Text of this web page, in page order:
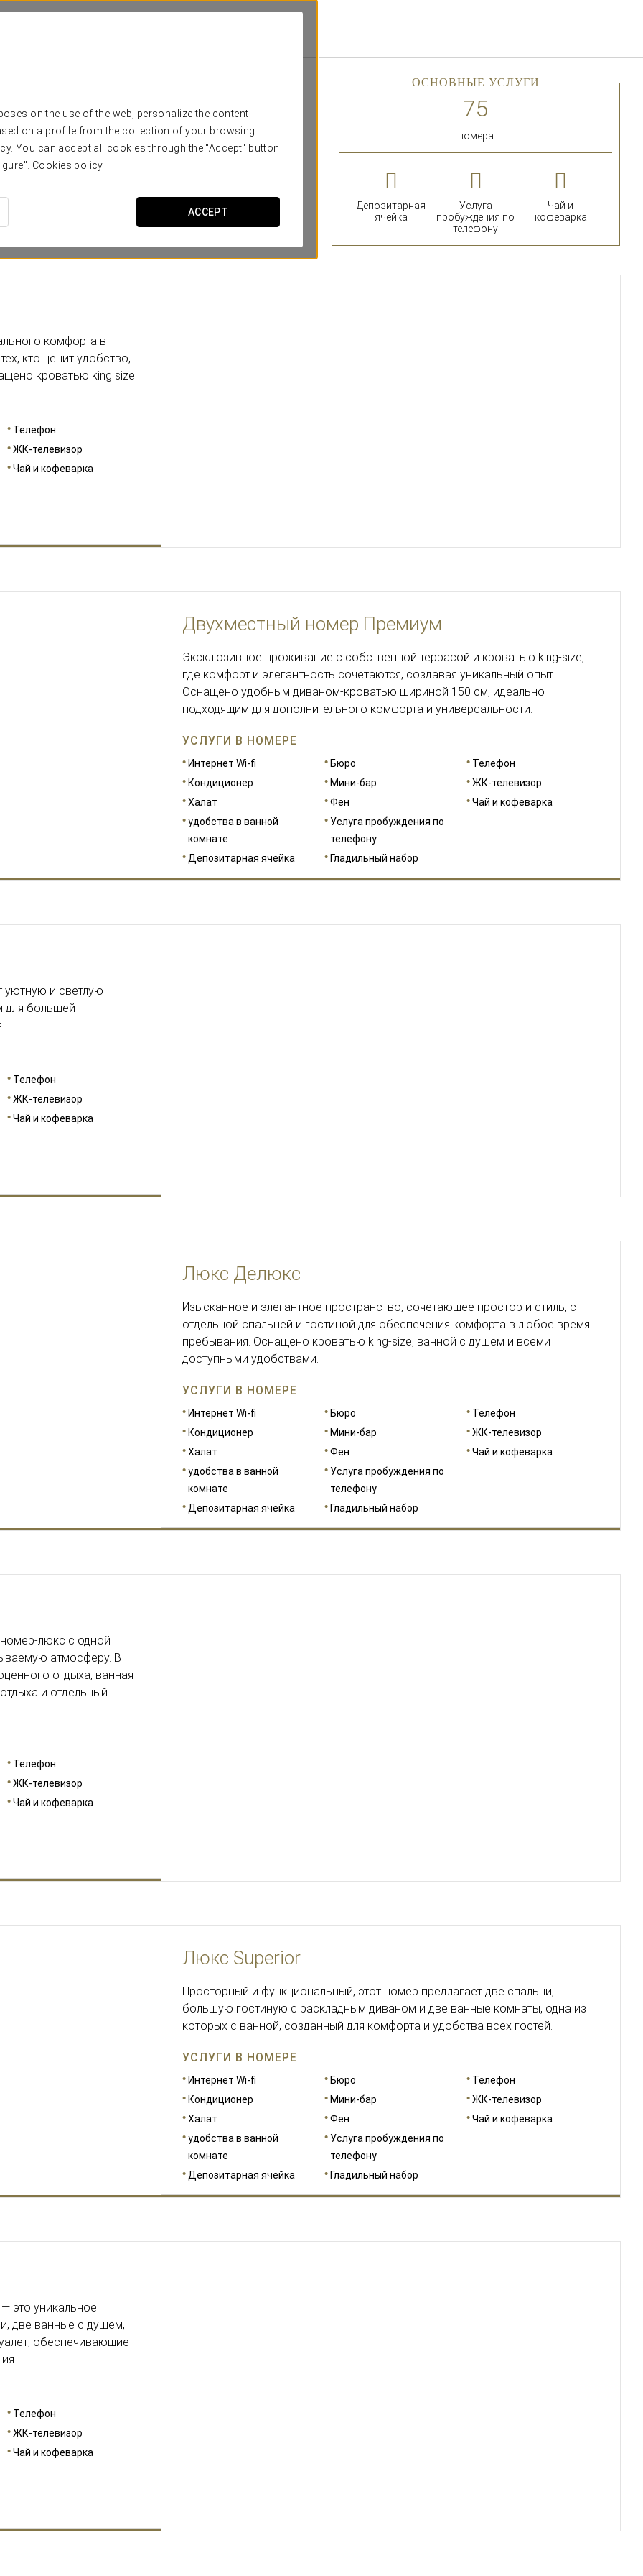
on the use of the web, personalize the content
on a profile from the collection of your browsing
You can accept all cookies through the "Accept" button
Cookies policy
ACCEPT
сочетающих современность, комфорт и
пространства, где каждая деталь тщательно
кто ценит роскошь, уединение и отдых.
ОСНОВНЫЕ УСЛУГИ
номера
Депозитарная
ячейка
Услуга
пробуждения по
телефону
Чай и
кофеварка
комфорта в
кто ценит удобство,
кроватью king size.
Телефон
ЖК-телевизор
Чай и кофеварка
Двухместный номер Премиум
Эксклюзивное проживание с собственной террасой и кроватью king-size,
где комфорт и элегантность сочетаются, создавая уникальный опыт.
Оснащено удобным диваном-кроватью шириной 150 см, идеально
подходящим для дополнительного комфорта и универсальности.
УСЛУГИ В НОМЕРЕ
Интернет Wi-fi
Кондиционер
Халат
удобства в ванной
комнате
Депозитарная ячейка
Бюро
Мини-бар
Фен
Услуга пробуждения по
телефону
Гладильный набор
Телефон
ЖК-телевизор
Чай и кофеварка
уютную и светлую
для большей
Телефон
ЖК-телевизор
Чай и кофеварка
Люкс Делюкс
Изысканное и элегантное пространство, сочетающее простор и стиль, с
отдельной спальней и гостиной для обеспечения комфорта в любое время
пребывания. Оснащено кроватью king-size, ванной с душем и всеми
доступными удобствами.
УСЛУГИ В НОМЕРЕ
Интернет Wi-fi
Кондиционер
Халат
удобства в ванной
комнате
Депозитарная ячейка
Бюро
Мини-бар
Фен
Услуга пробуждения по
телефону
Гладильный набор
Телефон
ЖК-телевизор
Чай и кофеварка
люкс с одной
атмосферу. В
отдыха, ванная
и отдельный
Телефон
ЖК-телевизор
Чай и кофеварка
Люкс Superior
Просторный и функциональный, этот номер предлагает две спальни,
большую гостиную с раскладным диваном и две ванные комнаты, одна из
которых с ванной, созданный для комфорта и удобства всех гостей.
УСЛУГИ В НОМЕРЕ
Интернет Wi-fi
Кондиционер
Халат
удобства в ванной
комнате
Депозитарная ячейка
Бюро
Мини-бар
Фен
Услуга пробуждения по
телефону
Гладильный набор
Телефон
ЖК-телевизор
Чай и кофеварка
это уникальное
две ванные с душем,
обеспечивающие
Телефон
ЖК-телевизор
Чай и кофеварка